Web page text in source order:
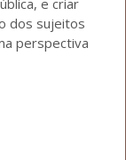
dos sujeitos
perspectiva